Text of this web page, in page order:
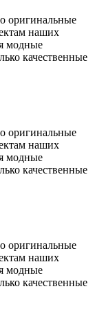
оригинальные
наших
модные
качественные
оригинальные
наших
модные
качественные
оригинальные
наших
модные
качественные